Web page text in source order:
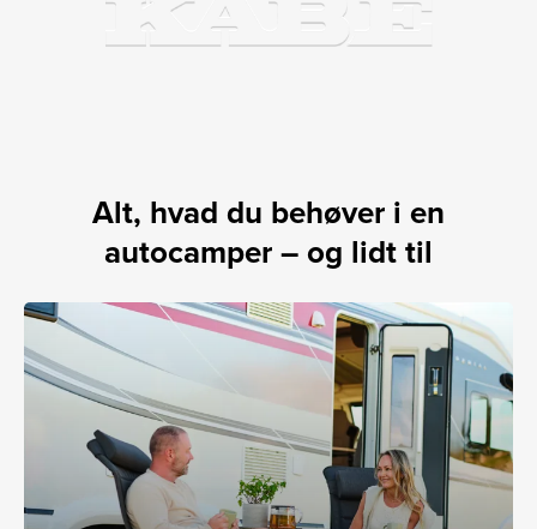
Alt, hvad du behøver i en
autocamper – og lidt til